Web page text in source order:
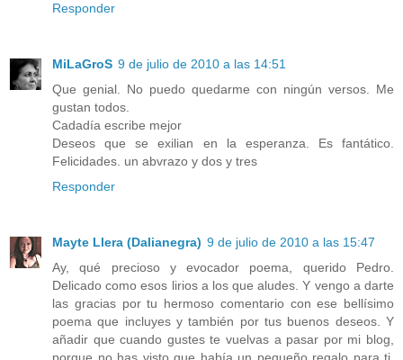
Responder
MiLaGroS 9 de julio de 2010 a las 14:51
Que genial. No puedo quedarme con ningún versos. Me
gustan todos.
Cadadía escribe mejor
Deseos que se exilian en la esperanza. Es fantático.
Felicidades. un abvrazo y dos y tres
Responder
Mayte Llera (Dalianegra) 9 de julio de 2010 a las 15:47
Ay, qué precioso y evocador poema, querido Pedro.
Delicado como esos lirios a los que aludes. Y vengo a darte
las gracias por tu hermoso comentario con ese bellísimo
poema que incluyes y también por tus buenos deseos. Y
añadir que cuando gustes te vuelvas a pasar por mi blog,